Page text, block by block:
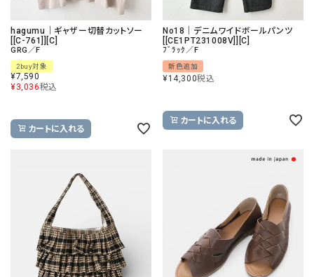
hagumu｜ギャザー切替カットソー
[[C-761]][C]
GRG／F
2buy対象
¥7,590
¥3,036税込
カートに入れる
No18｜デニムワイドボールパンツ
[[CE1PT231008V]][C]
ﾌﾞﾗｯｸ／F
新色追加
¥14,300税込
カートに入れる